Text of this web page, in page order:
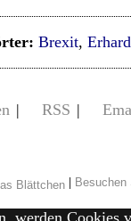
Brexit,
| RSS |
|
werden Cookies